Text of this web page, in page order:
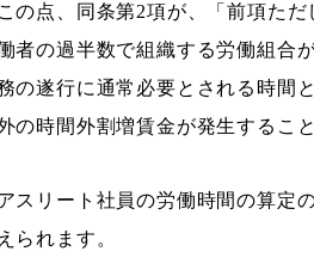
この点、同条第2項が、「前項た
者の過半数で組織する労働組合
の遂行に通常必要とされる時間
の時間外割増賃金が発生するこ
スリート社員の労働時間の算定
えられます。